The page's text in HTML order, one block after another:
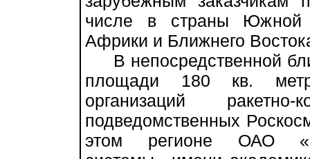
числе в страны Южной
Африки и Ближнего
В непосредственной
площади 180 кв.
организаций ракетно-
подведомственных
этом регионе ОАО